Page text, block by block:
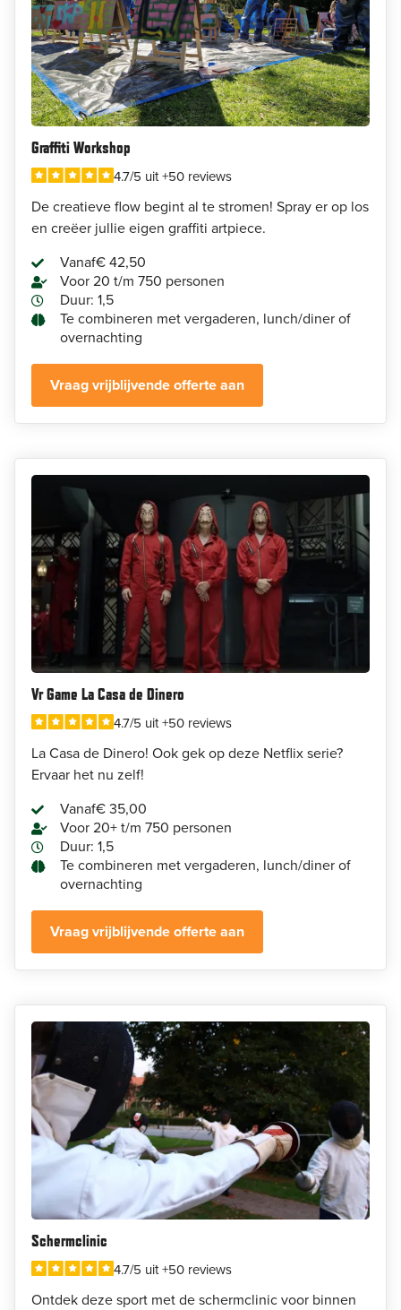
Graffiti Workshop
4.7/5 uit +50 reviews
De creatieve flow begint al te stromen! Spray er op los
en creëer jullie eigen graffiti artpiece.
Vanaf€ 42,50
Voor 20 t/m 750 personen
Duur: 1,5
Te combineren met vergaderen, lunch/diner of
overnachting
Vraag vrijblijvende offerte aan
Vr Game La Casa de Dinero
4.7/5 uit +50 reviews
La Casa de Dinero! Ook gek op deze Netflix serie?
Ervaar het nu zelf!
Vanaf€ 35,00
Voor 20+ t/m 750 personen
Duur: 1,5
Te combineren met vergaderen, lunch/diner of
overnachting
Vraag vrijblijvende offerte aan
Schermclinic
4.7/5 uit +50 reviews
Ontdek deze sport met de schermclinic voor binnen